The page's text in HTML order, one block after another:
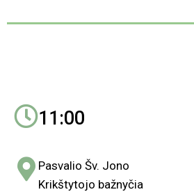
11:00
Pasvalio Šv. Jono
Krikštytojo bažnyčia